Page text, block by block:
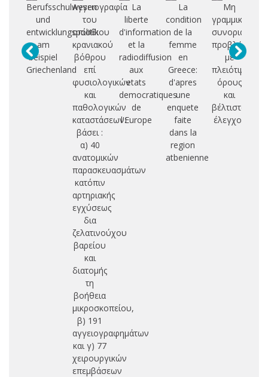
Berufsschulwesen
und
entwicklungspolitik
am
beispiel
Griechenland
Αγγειογραφία
του
οπίσθιου
κρανιακού
βόθρου
επί
φυσιολογικών
και
παθολογικών
καταστάσεων:
βάσει :
α) 40
ανατομικών
παρασκευασμάτων
κατόπιν
αρτηριακής
εγχύσεως
δια
ζελατινούχου
βαρείου
και
διατομής
τη
βοήθεια
μικροσκοπείου,
β) 191
αγγειογραφημάτων
και γ) 77
χειρουργικών
επεμβάσεων
La
liberte
d'information
et la
radiodiffusion
aux
etats
democratiques
de
l'Europe
La
condition
de la
femme
en
Greece:
d'apres
une
enquete
faite
dans la
region
atbenienne
Μη
γραμμικά
συνοριακά
προβλήματα
με
πλειότιμους
όρους
και
βέλτιστος
έλεγχος